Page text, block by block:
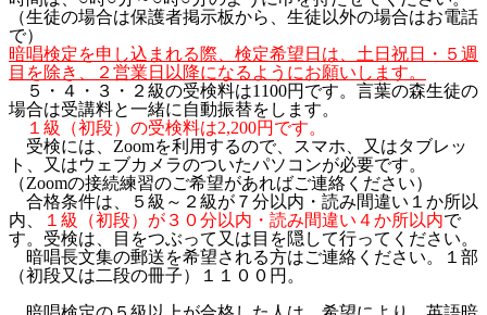
（生徒の場合は保護者掲示板から、生徒以外の場合はお電話
で）
暗唱検定を申し込まれる際、検定希望日は、土日祝日・５週
目を除き、２営業日以降になるようにお願いします。
５・４・３・２級の受検料は1100円です。言葉の森生徒の
場合は受講料と一緒に自動振替をします。
１級（初段）の受検料は2,200円です。
受検には、Zoomを利用するので、スマホ、又はタブレッ
ト、又はウェブカメラのついたパソコンが必要です。
（Zoomの接続練習のご希望があればご連絡ください）
合格条件は、５級～２級が７分以内・読み間違い１か所以
内、
１級（初段）が３０分以内・読み間違い４か所以内で
す。受検は、目をつぶって又は目を隠して行ってください。
暗唱長文集の郵送を希望される方はご連絡ください。１部
（初段又は二段の冊子）１１００円。